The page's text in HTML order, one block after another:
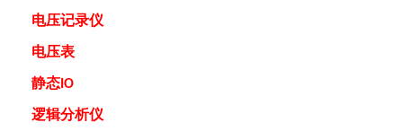
电压记录仪
电压表
静态 IO
逻辑分析仪